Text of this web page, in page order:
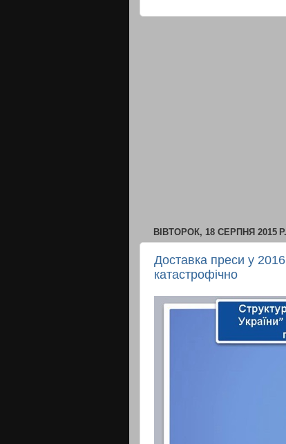
ВІВТОРОК, 18 СЕРПНЯ 2015 Р.
Доставка преси у
катастрофічно